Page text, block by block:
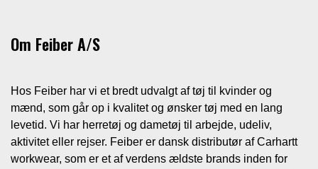
Om Feiber A/S
Hos Feiber har vi et bredt udvalgt af tøj til kvinder og
mænd, som går op i kvalitet og ønsker tøj med en lang
levetid. Vi har herretøj og dametøj til arbejde, udeliv,
aktivitet eller rejser. Feiber er dansk distributør af Carhartt
workwear, som er et af verdens ældste brands inden for